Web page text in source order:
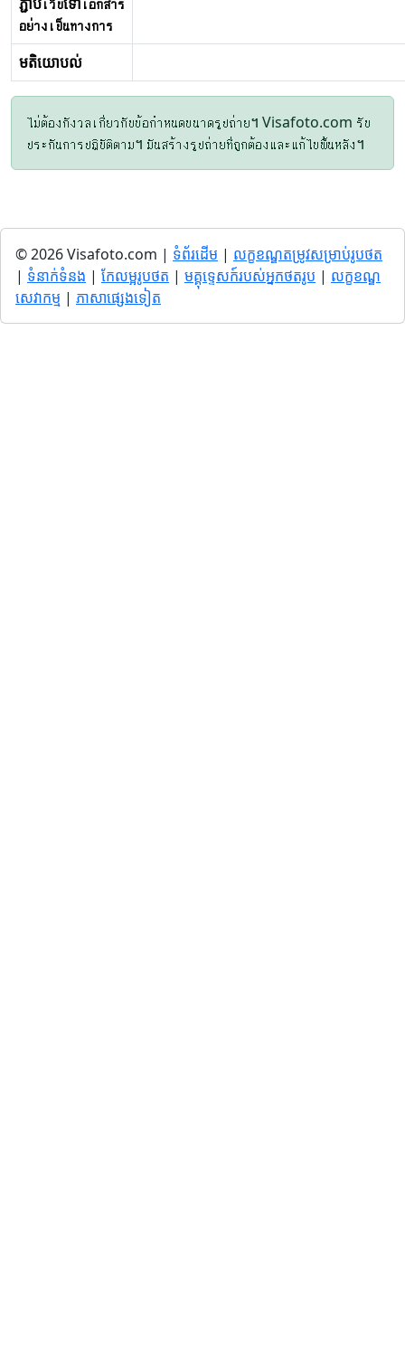
อย่างเป็นทางการ
មតិយោបល់
ไม่ต้องกังวลเกี่ยวกับข้อกำหนดขนาดรูปถ่าย។ Visafoto.com รับ
ประกันการปฏิบัติตาม។ มันสร้างรูปถ่ายที่ถูกต้องและแก้ไขพื้นหลัง។
© 2026 Visafoto.com | ទំព័រដើម | លក្ខខណ្ឌតម្រូវសម្រាប់រូបថត
| ទំនាក់ទំនង | កែលម្អរូបថត | មគ្គុទ្ទេសក៍របស់អ្នកថតរូប | លក្ខខណ្ឌ
សេវាកម្ម | ភាសាផ្សេងទៀត